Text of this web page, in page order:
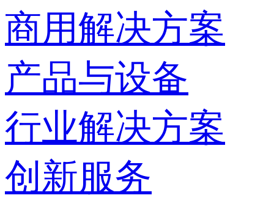
商用解决方案
产品与设备
行业解决方案
创新服务